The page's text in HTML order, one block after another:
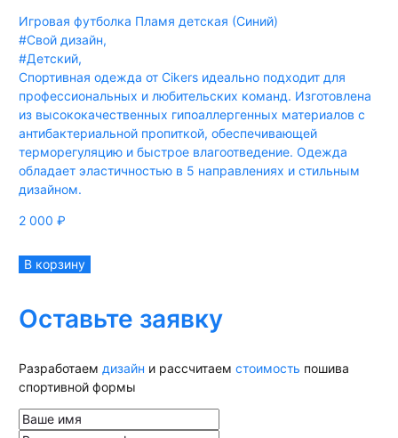
Игровая футболка Пламя детская (Синий)
#Свой дизайн,
#Детский,
Спортивная одежда от Cikers идеально подходит для
профессиональных и любительских команд. Изготовлена
из высококачественных гипоаллергенных материалов с
антибактериальной пропиткой, обеспечивающей
терморегуляцию и быстрое влагоотведение. Одежда
обладает эластичностью в 5 направлениях и стильным
дизайном.
2 000 ₽
В корзину
Оставьте заявку
Разработаем дизайн и рассчитаем стоимость пошива
спортивной формы